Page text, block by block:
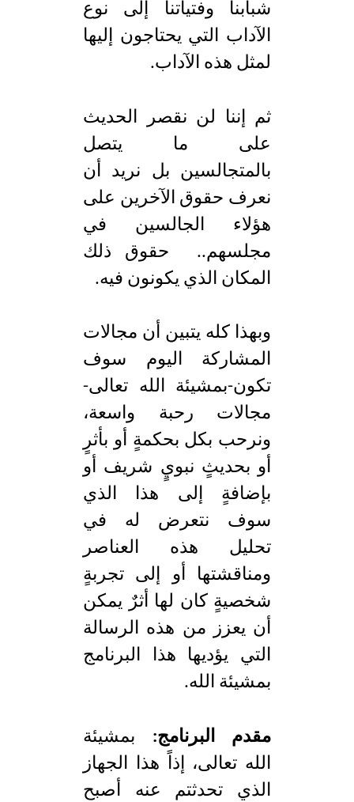
شبابنا وفتياتنا إلى نوع
الآداب التي يحتاجون إليها
لمثل هذه الآداب.
ثم إننا لن نقصر الحديث
على ما يتصل
بالمتجالسين بل نريد أن
نعرف حقوق الآخرين على
هؤلاء الجالسين في
مجلسهم.. حقوق ذلك
المكان الذي يكونون فيه.
وبهذا كله يتبين أن مجالات
المشاركة اليوم سوف
تكون-بمشيئة الله تعالى-
مجالات رحبة واسعة،
ونرحب بكل بحكمةٍ أو بأثرٍ
أو بحديثٍ نبويٍ شريف أو
بإضافةٍ إلى هذا الذي
سوف نتعرض له في
تحليل هذه العناصر
ومناقشتها أو إلى تجربةٍ
شخصيةٍ كان لها أثرٌ يمكن
أن يعزز من هذه الرسالة
التي يؤديها هذا البرنامج
بمشيئة الله.
مقدم البرنامج: بمشيئة
الله تعالى، إذاً هذا الجهاز
الذي تحدثتم عنه أصبح